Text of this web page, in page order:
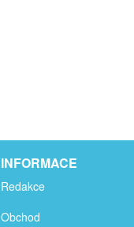
INFORMACE
Redakce
Obchod